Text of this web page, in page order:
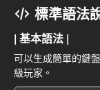
標準語法
| 基本語法 |
可以生成簡單的鍵
級玩家。